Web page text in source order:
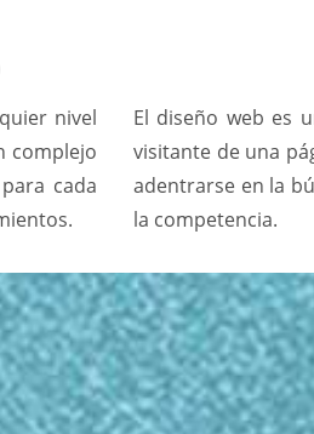
nivel
complejo
cada
El diseño web es
visitante de una
adentrarse en la
la competencia.